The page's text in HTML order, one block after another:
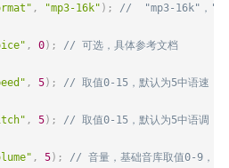
, "mp3-16k" ) ;
//  "mp3-16k"，
, 0) ;
// 可选，具体参考文档
, 5) ;
// 取值0-15，默认为5中语速
, 5) ;
// 取值0-15，默认为5中语调
, 5) ;
// 音量，基础音库取值0-9，精